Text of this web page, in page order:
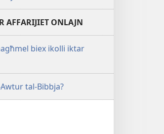
AFFARIJIET ONLAJN
biex ikolli iktar
tal-Bibbja?